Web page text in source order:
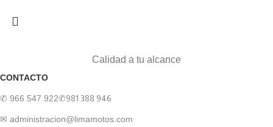
Calidad a tu alcance
CONTACTO
✆ 966 547 922✆981 388 946
✉ administracion@limamotos.com